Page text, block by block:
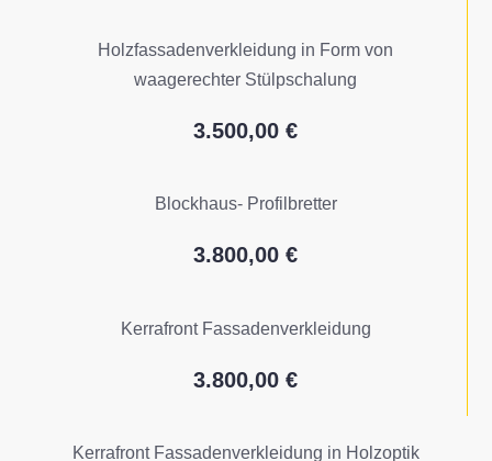
Holzfassadenverkleidung in Form von
waagerechter Stülpschalung
3.500,00 €
Blockhaus- Profilbretter
3.800,00 €
Kerrafront Fassadenverkleidung
3.800,00 €
Kerrafront Fassadenverkleidung in Holzoptik